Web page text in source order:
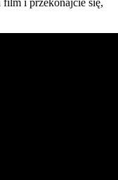
i przekonajcie się,